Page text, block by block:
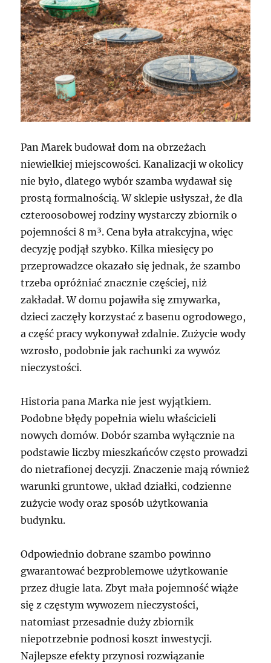
Pan Marek budował dom na obrzeżach
niewielkiej miejscowości. Kanalizacji w okolicy
nie było, dlatego wybór szamba wydawał się
prostą formalnością. W sklepie usłyszał, że dla
czteroosobowej rodziny wystarczy zbiornik o
pojemności 8 m³. Cena była atrakcyjna, więc
decyzję podjął szybko. Kilka miesięcy po
przeprowadzce okazało się jednak, że szambo
trzeba opróżniać znacznie częściej, niż
zakładał. W domu pojawiła się zmywarka,
dzieci zaczęły korzystać z basenu ogrodowego,
a część pracy wykonywał zdalnie. Zużycie wody
wzrosło, podobnie jak rachunki za wywóz
nieczystości.
Historia pana Marka nie jest wyjątkiem.
Podobne błędy popełnia wielu właścicieli
nowych domów. Dobór szamba wyłącznie na
podstawie liczby mieszkańców często prowadzi
do nietrafionej decyzji. Znaczenie mają również
warunki gruntowe, układ działki, codzienne
zużycie wody oraz sposób użytkowania
budynku.
Odpowiednio dobrane szambo powinno
gwarantować bezproblemowe użytkowanie
przez długie lata. Zbyt mała pojemność wiąże
się z częstym wywozem nieczystości,
natomiast przesadnie duży zbiornik
niepotrzebnie podnosi koszt inwestycji.
Najlepsze efekty przynosi rozwiązanie